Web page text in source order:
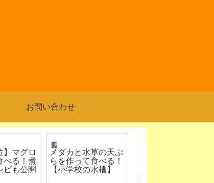
お問い合わせ
】マグロ
べる！煮
ピも公開
魚類
メダカと水草の天ぷ
らを作って食べる！
【小学校の水槽】
較！